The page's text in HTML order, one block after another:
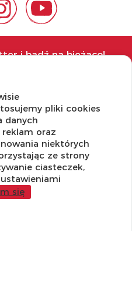
i bądź na bieżąco!
pliki cookies
danych
oraz
niektórych
ze strony
ciasteczek,
się